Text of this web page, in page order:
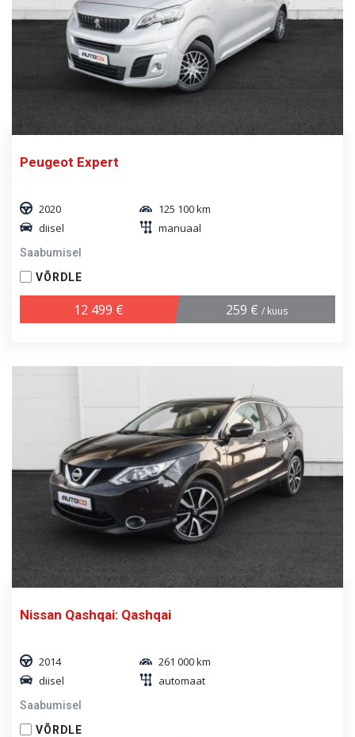
Peugeot Expert
2020
125 100 km
diisel
manuaal
Saabumisel
VÕRDLE
12 499 € 259 € / kuus
Nissan Qashqai: Qashqai
2014
261 000 km
diisel
automaat
Saabumisel
VÕRDLE